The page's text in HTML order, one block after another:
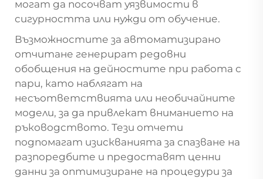
могат да посочват уязвимости в
сигурността или нужди от обучение.
Възможностите за автоматизирано
отчитане генерират редовни
обобщения на дейностите при работа с
пари, като наблягат на
несъответствията или необичайните
модели, за да привлекат вниманието на
ръководството. Тези отчети
подпомагат изискванията за спазване на
разпоредбите и предоставят ценни
данни за оптимизиране на процедури за